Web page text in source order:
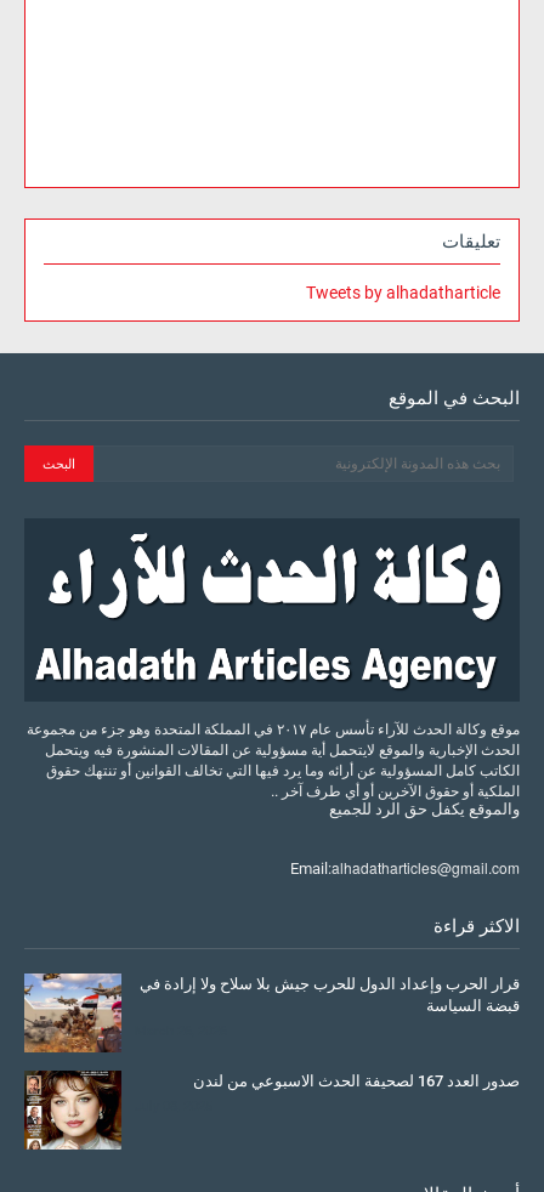
تعليقات
Tweets by alhadatharticle
البحث في الموقع
موقع وكالة الحدث للآراء تأسس عام ٢٠١٧ في المملكة المتحدة وهو جزء من مجموعة
الحدث الإخبارية والموقع لايتحمل أية مسؤولية عن المقالات المنشورة فيه ويتحمل
الكاتب كامل المسؤولية عن أرائه وما يرد فيها التي تخالف القوانين أو تنتهك حقوق
الملكية أو حقوق الآخرين أو أي طرف آخر ..
والموقع يكفل حق الرد للجميع
Email:alhadatharticles@gmail.com
الاكثر قراءة
قرار الحرب وإعداد الدول للحرب جيش بلا سلاح ولا إرادة في
قبضة السياسة
صدور العدد 167 لصحيفة الحدث الاسبوعي من لندن